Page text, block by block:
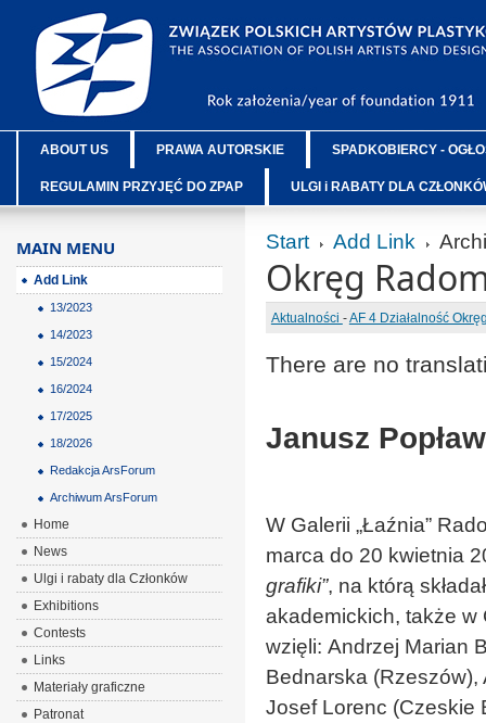
ABOUT US PRAWA AUTORSKIE SPADKOBIERCY -
REGULAMIN PRZYJĘĆ DO ZPAP ULGI i RABATY DLA
Start Add Link
Okręg
Aktualności -AF 4 Działalność
There are no
Janusz
W Galerii „Łaźnia”
marca do 20 kwietnia
grafiki”, na którą
akademickich, także
wzięli: Andrzej Marian
Bednarska (Rzeszów),
Josef Lorenc (Czeskie
MAIN MENU
Add Link
13/2023
14/2023
15/2024
16/2024
17/2025
18/2026
Redakcja ArsForum
Archiwum ArsForum
Home
News
Ulgi i rabaty dla Członków
Exhibitions
Contests
Links
Materiały graficzne
Patronat